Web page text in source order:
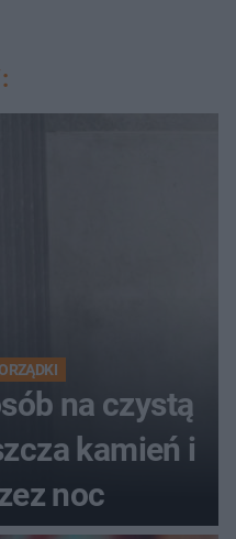
na czystą
kamień i
noc